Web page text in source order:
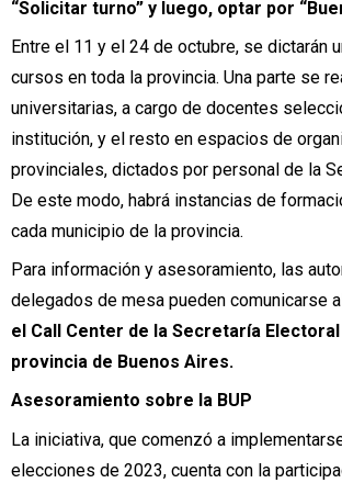
“Solicitar turno” y luego, optar por
Entre el 11 y el 24 de octubre, se dictarán
cursos en toda la provincia. Una parte se
universitarias, a cargo de docentes
institución, y el resto en espacios de
provinciales, dictados por personal de la
De este modo, habrá instancias de
cada municipio de la provincia.
Para información y asesoramiento, las
delegados de mesa pueden comunicarse al
el Call Center de la Secretaría
provincia de Buenos Aires.
Asesoramiento sobre la BUP
La iniciativa, que comenzó a
elecciones de 2023, cuenta con la